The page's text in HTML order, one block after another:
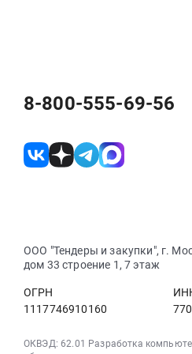
8-800-555-69-56
ООО "Тендеры и закупки", г.
дом 33 строение 1, 7 этаж
ОГРН
1117746910160
ОКВЭД: 62.01 Разработка